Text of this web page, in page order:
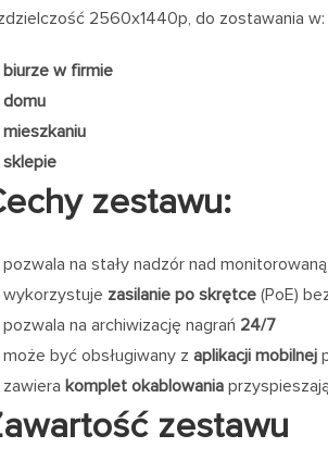
2560x1440p, do zostawania w:
biurze w firmie
domu
mieszkaniu
sklepie
zestawu:
pozwala na stały nadzór nad
wykorzystuje zasilanie po skrętce (PoE)
pozwala na archiwizację nagrań 24/7
może być obsługiwany z aplikacji mobilnej
zawiera komplet okablowania
zestawu